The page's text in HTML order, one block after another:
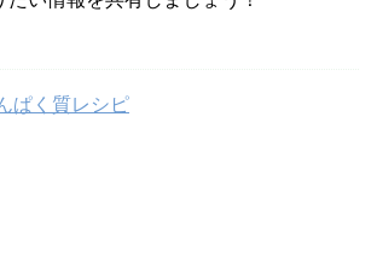
ぱく質レシピ